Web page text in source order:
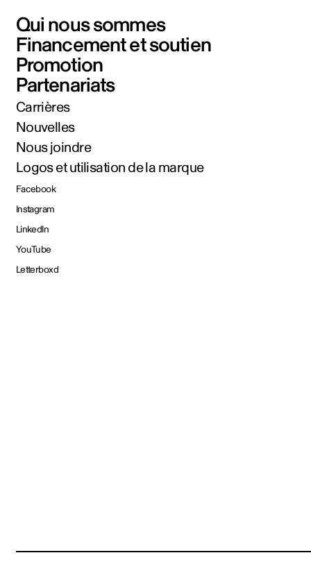
Qui nous sommes
Financement et soutien
Promotion
Partenariats
Carrières
Nouvelles
Nous joindre
Logos et utilisation de la marque
Facebook
Instagram
LinkedIn
YouTube
Letterboxd